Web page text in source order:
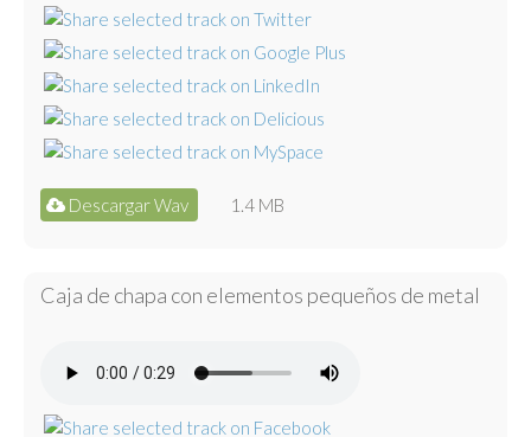
Descargar Wav 1.4 MB
Caja de chapa con elementos pequeños de metal